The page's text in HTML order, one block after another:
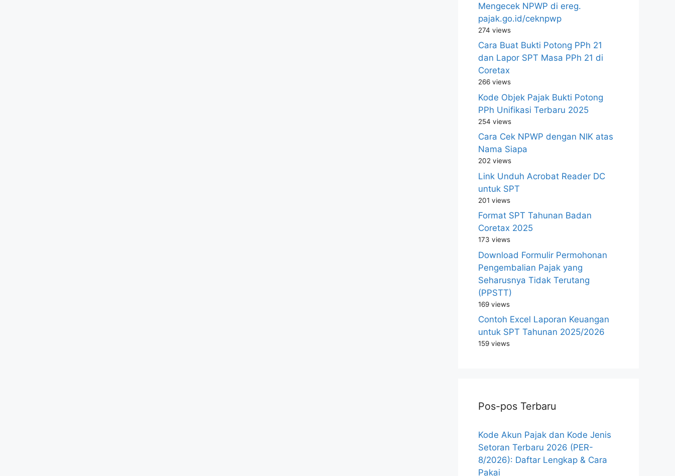
Mengecek NPWP di ereg.
pajak.go.id/ceknpwp
274 views
Cara Buat Bukti Potong PPh 21
dan Lapor SPT Masa PPh 21 di
Coretax
266 views
Kode Objek Pajak Bukti Potong
PPh Unifikasi Terbaru 2025
254 views
Cara Cek NPWP dengan NIK atas
Nama Siapa
202 views
Link Unduh Acrobat Reader DC
untuk SPT
201 views
Format SPT Tahunan Badan
Coretax 2025
173 views
Download Formulir Permohonan
Pengembalian Pajak yang
Seharusnya Tidak Terutang
(PPSTT)
169 views
Contoh Excel Laporan Keuangan
untuk SPT Tahunan 2025/2026
159 views
Pos-pos Terbaru
Kode Akun Pajak dan Kode Jenis
Setoran Terbaru 2026 (PER-
8/2026): Daftar Lengkap & Cara
Pakai